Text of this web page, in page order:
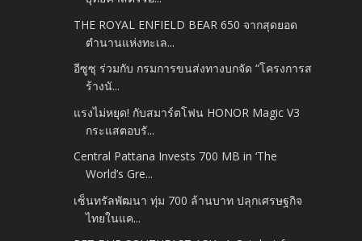
THE ROYAL ENFIELD BEAR 650 จากสุดยอด
ตำนานแห่งทะเล...
อีซูซุ ร่วมกับ กรมการขนส่งทางบกจัด “โครงการส
ร้างนั...
แรงไม่หยุด! กับสมาร์ตโฟน HONOR Magic V3
กระแสตอบรั...
Central Pattana Invests 700 MB in ‘The
World’s Gre...
เซ็นทรัลพัฒนา ทุ่ม 700 ล้านบาท ปลุกเศรษฐกิจ
ไทยในแค...